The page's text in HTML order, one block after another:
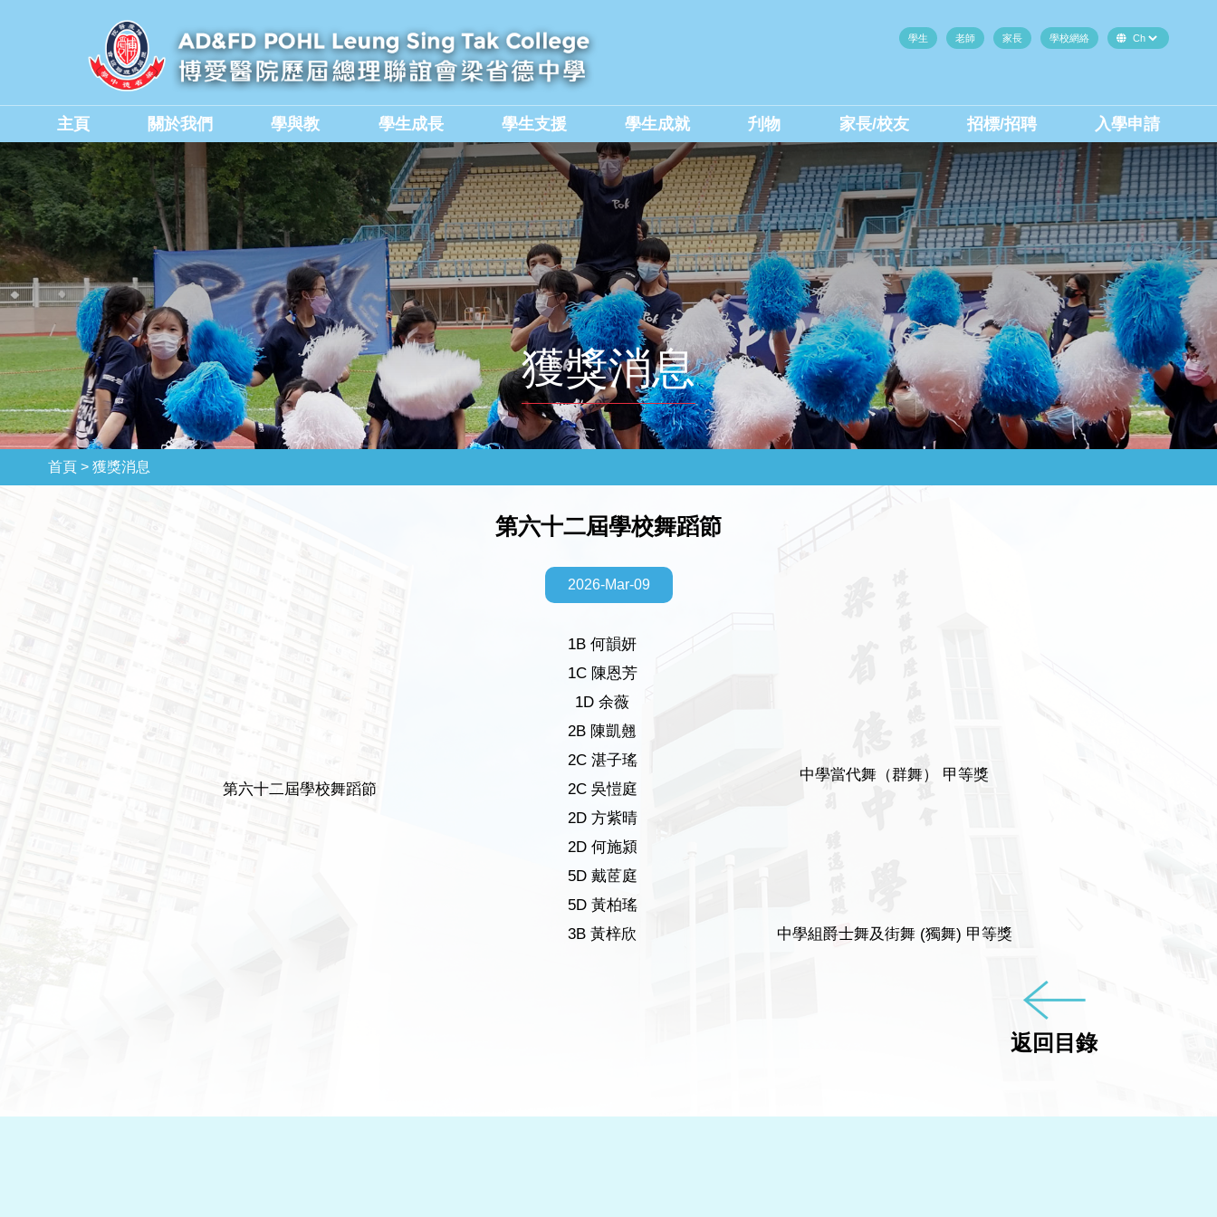
學生 老師 家長 學校網絡
主頁 關於我們 學與教 學生成長 學生支援 學生成就 刋物 家長/校友 招標/招聘 入學申請
獲獎消息
首頁 > 獲獎消息
第六十二屆學校舞蹈節
2026-Mar-09
第六十二屆學校舞蹈節
1B 何韻妍
中學當代舞（群舞） 甲等獎
1C 陳恩芳
1D 余薇
2B 陳凱翹
2C 湛子瑤
2C 吳愷庭
2D 方紫晴
2D 何施潁
5D 戴茝庭
5D 黃柏瑤
3B 黃梓欣
中學組爵士舞及街舞 (獨舞) 甲等獎
返回目錄